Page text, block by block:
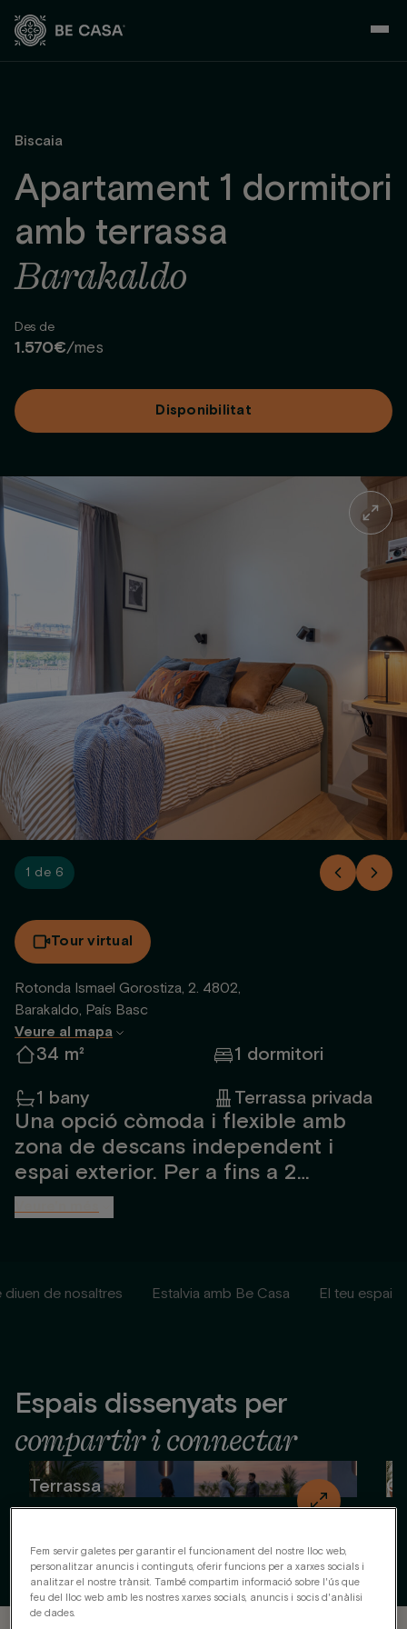
Biscaia
Apartament 1 dormitori
amb terrassa
Barakaldo
Des de
1.570€/mes
Disponibilitat
1 de 6
Tour virtual
Rotonda Ismael Gorostiza, 2. 4802,
Barakaldo, País Basc
Veure al mapa
34 m²
1 dormitori
1 bany
Terrassa privada
Una opció còmoda i flexible amb
zona de descans independent i
espai exterior. Per a fins a 2
persones, totalment moblat i
dissenyat per interioristes. Inclou
grans finestrals amb llum natural,
diuen de nosaltres Estalvia amb Be Casa El teu espai
Espais dissenyats per
compartir i connectar
Terrassa
Fem servir galetes per garantir el funcionament del nostre lloc web,
personalitzar anuncis i continguts, oferir funcions per a xarxes socials i
analitzar el nostre trànsit. També compartim informació sobre l'ús que
feu del lloc web amb les nostres xarxes socials, anuncis i socis d'anàlisi
de dades.